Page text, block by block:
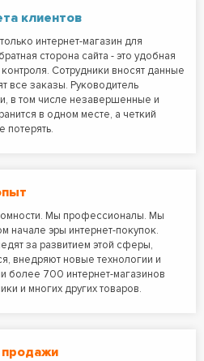
клиентов
интернет-магазин для
сторона сайта - это удобная
контроля. Сотрудники вносят данные
все заказы. Руководитель
в том числе незавершенные и
в одном месте, а четкий
потерять.
Мы профессионалы. Мы
начале эры интернет-покупок.
за развитием этой сферы,
внедряют новые технологии и
более 700 интернет-магазинов
и многих других товаров.